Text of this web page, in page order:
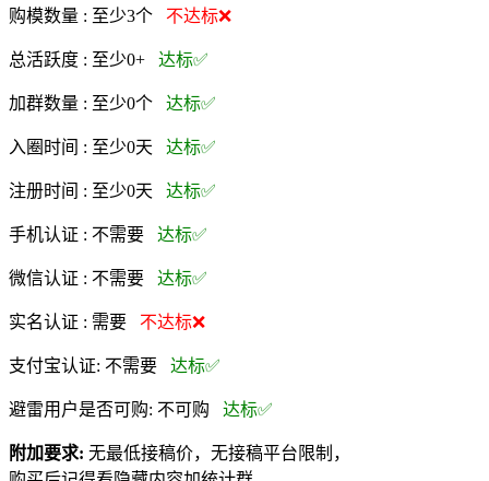
购模数量 : 至少3个 不达标❌
总活跃度 : 至少0+ 达标✅
加群数量 : 至少0个 达标✅
入圈时间 : 至少0天 达标✅
注册时间 : 至少0天 达标✅
手机认证 : 不需要 达标✅
微信认证 : 不需要 达标✅
实名认证 : 需要 不达标❌
支付宝认证: 不需要 达标✅
避雷用户是否可购: 不可购 达标✅
附加要求: 无最低接稿价，无接稿平台限制，